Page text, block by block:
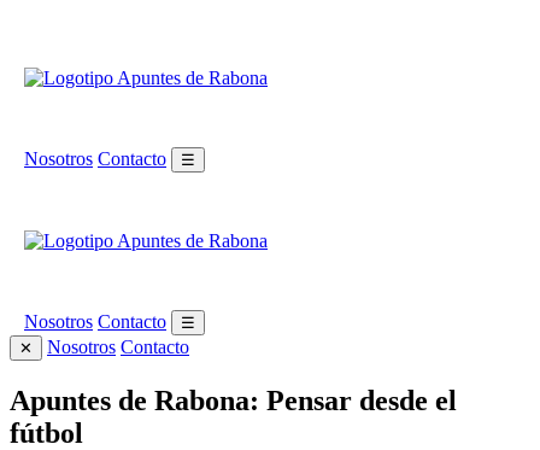
Nosotros Contacto ☰
Nosotros Contacto
☰
✕
Nosotros Contacto
Apuntes de Rabona: Pensar desde el
fútbol